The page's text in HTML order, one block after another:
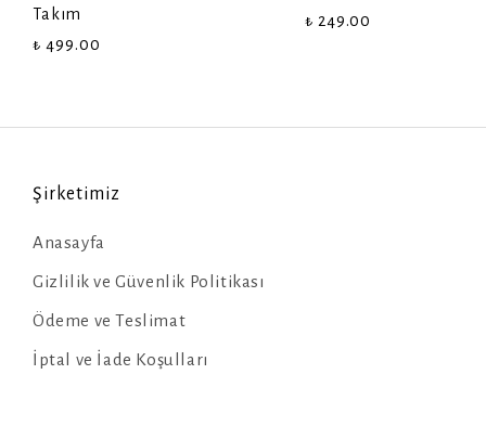
Takım
₺ 499.00
₺ 249.00
Şirketimiz
Anasayfa
Gizlilik ve Güvenlik Politikası
Ödeme ve Teslimat
İptal ve İade Koşulları